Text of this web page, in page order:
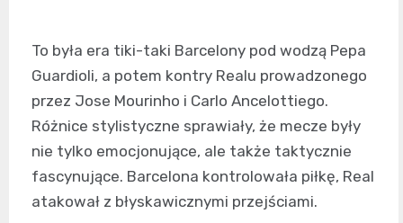
To była era tiki-taki Barcelony pod wodzą Pepa
Guardioli, a potem kontry Realu prowadzonego
przez Jose Mourinho i Carlo Ancelottiego.
Różnice stylistyczne sprawiały, że mecze były
nie tylko emocjonujące, ale także taktycznie
fascynujące. Barcelona kontrolowała piłkę, Real
atakował z błyskawicznymi przejściami.